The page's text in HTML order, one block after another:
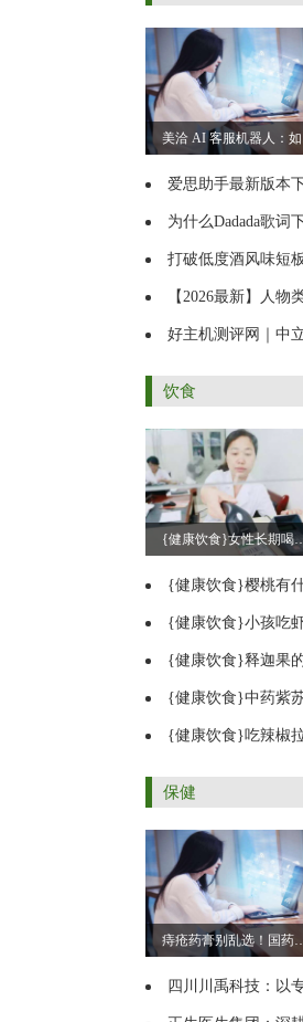
爱思助手最新版本
为什么Dadada歌词
打破低度酒风味短板，国
【2026最新】人物类投票
好主机测评网｜中
饮食
{健康饮食}女性长期喝普洱茶好吗
{健康饮食}樱桃有什么功效与
{健康饮食}小孩吃虾过敏要怎
{健康饮食}释迦果的营养价值
{健康饮食}中药紫苏叶的功效
{健康饮食}吃辣椒拉肚子是怎
保健
痔疮药膏别乱选！国药准
四川川禹科技：以专业团